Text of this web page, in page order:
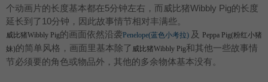
个动画片的长度基本都在5分钟左右，而威比猪Wibbly Pig的长度
延长到了10分钟，因此故事情节相对丰满些。
威比猪Wibbly Pig的画面依然沿袭Penelope(蓝色小考拉) 及
Peppa Pig(粉红小猪
妹)的简单风格，画面里基本除了 威比猪Wibbly Pig和其他一些故事情
节必须要的角色或物品外，其他的多余物体基本没有。